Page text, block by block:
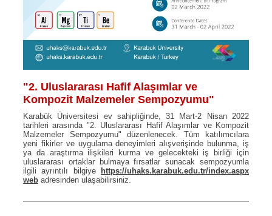
"2. Uluslararası Hafif Alaşımlar ve
Kompozit Malzemeler Sempozyumu"
Karabük Üniversitesi ev sahipliğinde, 31 Mart-2 Nisan 2022
tarihleri arasında "2. Uluslararası Hafif Alaşımlar ve Kompozit
Malzemeler Sempozyumu" düzenlenecek. Tüm katılımcılara
yeni fikirler ve uygulama deneyimleri alışverişinde bulunma, iş
ya da araştırma ilişkileri kurma ve gelecekteki iş birliği için
uluslararası ortaklar bulmaya fırsatlar sunacak sempozyumla
ilgili ayrıntılı bilgiye
https://uhaks.karabuk.edu.tr/index.aspx
web adresinden ulaşabilirsiniz.